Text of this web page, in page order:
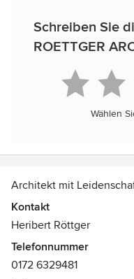
Schreiben Sie
ROETTGER
Wählen
Architekt mit
Kontakt
Heribert Röttger
Telefonnummer
0172 6329481